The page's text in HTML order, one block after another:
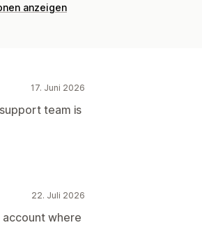
anzeigen
17. Juni 2026
team is
22. Juli 2026
account where